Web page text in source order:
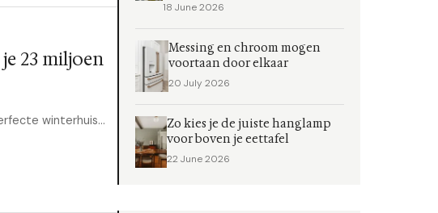
23 miljoen
winterhuis...
18 June 2026
Messing en chroom mogen
voortaan door elkaar
20 July 2026
Zo kies je de juiste hanglamp
voor boven je eettafel
22 June 2026